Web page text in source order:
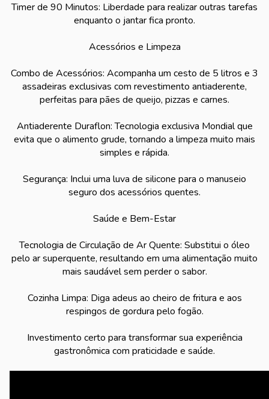
Timer de 90 Minutos: Liberdade para realizar outras tarefas
enquanto o jantar fica pronto.
Acessórios e Limpeza
Combo de Acessórios: Acompanha um cesto de 5 litros e 3
assadeiras exclusivas com revestimento antiaderente,
perfeitas para pães de queijo, pizzas e carnes.
Antiaderente Duraflon: Tecnologia exclusiva Mondial que
evita que o alimento grude, tornando a limpeza muito mais
simples e rápida.
Segurança: Inclui uma luva de silicone para o manuseio
seguro dos acessórios quentes.
Saúde e Bem-Estar
Tecnologia de Circulação de Ar Quente: Substitui o óleo
pelo ar superquente, resultando em uma alimentação muito
mais saudável sem perder o sabor.
Cozinha Limpa: Diga adeus ao cheiro de fritura e aos
respingos de gordura pelo fogão.
Investimento certo para transformar sua experiência
gastronômica com praticidade e saúde.